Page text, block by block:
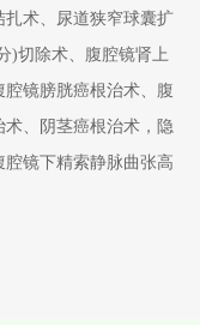
术、尿道狭窄球囊扩
)切除术、腹腔镜肾上
镜膀胱癌根治术、腹
、阴茎癌根治术，隐
镜下精索静脉曲张高